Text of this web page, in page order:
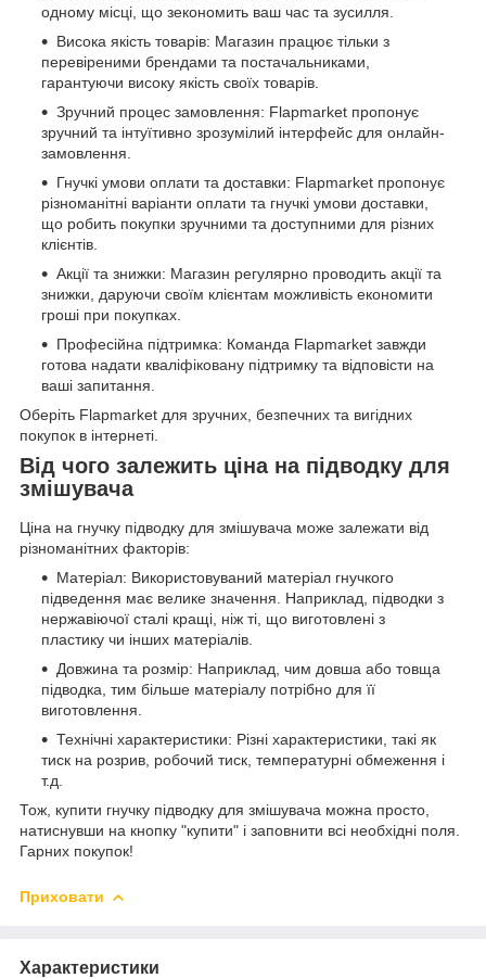
одному місці, що зекономить ваш час та зусилля.
Висока якість товарів: Магазин працює тільки з
перевіреними брендами та постачальниками,
гарантуючи високу якість своїх товарів.
Зручний процес замовлення: Flapmarket пропонує
зручний та інтуїтивно зрозумілий інтерфейс для онлайн-
замовлення.
Гнучкі умови оплати та доставки: Flapmarket пропонує
різноманітні варіанти оплати та гнучкі умови доставки,
що робить покупки зручними та доступними для різних
клієнтів.
Акції та знижки: Магазин регулярно проводить акції та
знижки, даруючи своїм клієнтам можливість економити
гроші при покупках.
Професійна підтримка: Команда Flapmarket завжди
готова надати кваліфіковану підтримку та відповісти на
ваші запитання.
Оберіть Flapmarket для зручних, безпечних та вигідних
покупок в інтернеті.
Від чого залежить ціна на підводку для
змішувача
Ціна на гнучку підводку для змішувача може залежати від
різноманітних факторів:
Матеріал: Використовуваний матеріал гнучкого
підведення має велике значення. Наприклад, підводки з
нержавіючої сталі кращі, ніж ті, що виготовлені з
пластику чи інших матеріалів.
Довжина та розмір: Наприклад, чим довша або товща
підводка, тим більше матеріалу потрібно для її
виготовлення.
Технічні характеристики: Різні характеристики, такі як
тиск на розрив, робочий тиск, температурні обмеження і
т.д.
Тож, купити гнучку підводку для змішувача можна просто,
натиснувши на кнопку "купити" і заповнити всі необхідні поля.
Гарних покупок!
Приховати
Характеристики